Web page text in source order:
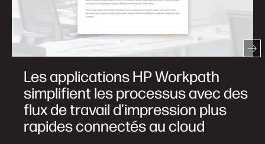
Les applications HP Workpath
simplifient les processus avec des
flux de travail d’impression plus
rapides connectés au cloud